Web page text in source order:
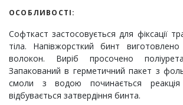
ОСОБЛИВОСТІ:
Софткаст застосовується для фіксації
тіла. Напівжорсткий бинт
волокон. Виріб просочено
Запакований в герметичний пакет з
смоли з водою починається реакція
відбувається затвердіння бинта.